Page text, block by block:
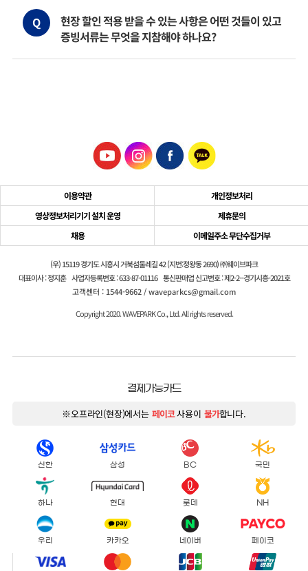
Q
현장 할인 적용 받을 수 있는 사항은 어떤 것들이 있고
증빙서류는 무엇을 지참해야 하나요?
이용약관
개인정보처리
영상정보처리기기 설치 운영
제휴문의
채용
이메일주소 무단수집거부
(우) 15119 경기도 시흥시 거북섬둘레길 42 (지번:정왕동 2690) ㈜웨이브파크
대표이사 : 정지훈 사업자등록번호 : 633-87-01116 통신판매업 신고번호 : 제2-2--경기시흥-2021호
고객센터 : 1544-9662 / waveparkcs@gmail.com
Copyright 2020. WAVEPARK Co., Ltd. All rights reserved.
결제가능카드
※오프라인(현장)에서는 페이코사용이 불가합니다.
신한 삼성 BC 국민
하나 현대 롯데 NH
우리 카카오 네이버 페이코